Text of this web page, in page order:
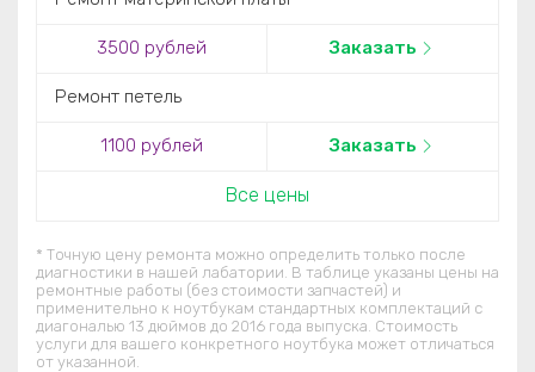
3500 рублей Заказать
Ремонт петель
1100 рублей Заказать
Все цены
* Точную цену ремонта можно определить только после
диагностики в нашей лабатории. В таблице указаны цены на
ремонтные работы (без стоимости запчастей) и
применительно к ноутбукам стандартных комплектаций c
диагональю 13 дюймов до 2016 года выпуска. Стоимость
услуги для вашего конкретного ноутбука может отличаться
от указанной.